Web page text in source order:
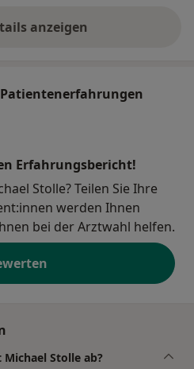
anzeigen
über die Adresse
Erfahrungsbericht!
Stolle? Teilen Sie Ihre
werden Ihnen
bei der Arztwahl helfen.
Stolle ab?